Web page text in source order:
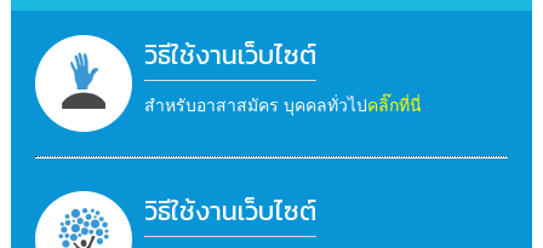
วิธีใช้งานเว็บไซต์
สำหรับอาสาสมัคร บุคคลทั่วไปคลิ๊กที่นี่
วิธีใช้งานเว็บไซต์